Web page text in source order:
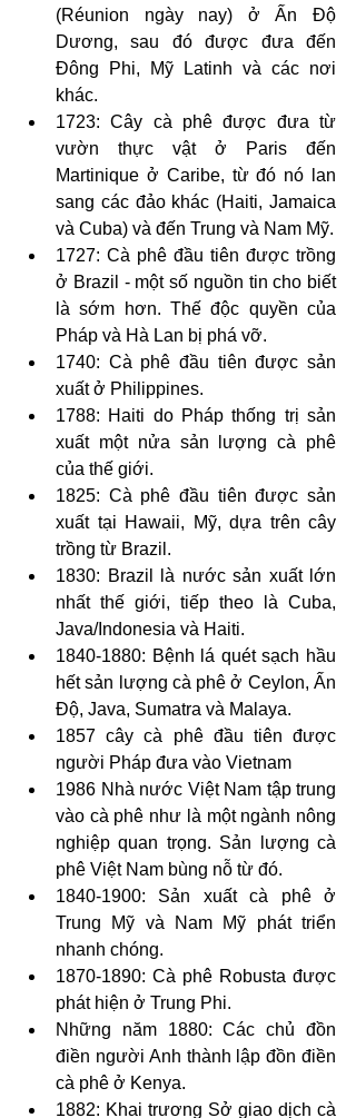
(Réunion ngày nay) ở Ấn Độ
Dương, sau đó được đưa đến
Đông Phi, Mỹ Latinh và các nơi
khác.
1723: Cây cà phê được đưa từ
vườn thực vật ở Paris đến
Martinique ở Caribe, từ đó nó lan
sang các đảo khác (Haiti, Jamaica
và Cuba) và đến Trung và Nam Mỹ.
1727: Cà phê đầu tiên được trồng
ở Brazil - một số nguồn tin cho biết
là sớm hơn. Thế độc quyền của
Pháp và Hà Lan bị phá vỡ.
1740: Cà phê đầu tiên được sản
xuất ở Philippines.
1788: Haiti do Pháp thống trị sản
xuất một nửa sản lượng cà phê
của thế giới.
1825: Cà phê đầu tiên được sản
xuất tại Hawaii, Mỹ, dựa trên cây
trồng từ Brazil.
1830: Brazil là nước sản xuất lớn
nhất thế giới, tiếp theo là Cuba,
Java/Indonesia và Haiti.
1840-1880: Bệnh lá quét sạch hầu
hết sản lượng cà phê ở Ceylon, Ấn
Độ, Java, Sumatra và Malaya.
1857 cây cà phê đầu tiên được
người Pháp đưa vào Vietnam
1986 Nhà nước Việt Nam tập trung
vào cà phê như là một ngành nông
nghiệp quan trọng. Sản lượng cà
phê Việt Nam bùng nỗ từ đó.
1840-1900: Sản xuất cà phê ở
Trung Mỹ và Nam Mỹ phát triển
nhanh chóng.
1870-1890: Cà phê Robusta được
phát hiện ở Trung Phi.
Những năm 1880: Các chủ đồn
điền người Anh thành lập đồn điền
cà phê ở Kenya.
1882: Khai trương Sở giao dịch cà